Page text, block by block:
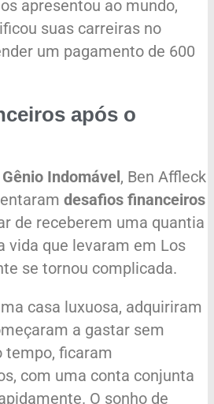
apresentou ao mundo,
suas carreiras no
um pagamento de 600
após o
Gênio Indomável , Ben Affleck
desafios financeiros
de receberem uma quantia
vida que levaram em Los
se tornou complicada.
casa luxuosa, adquiriram
a gastar sem
tempo, ficaram
com uma conta conjunta
O sonho de